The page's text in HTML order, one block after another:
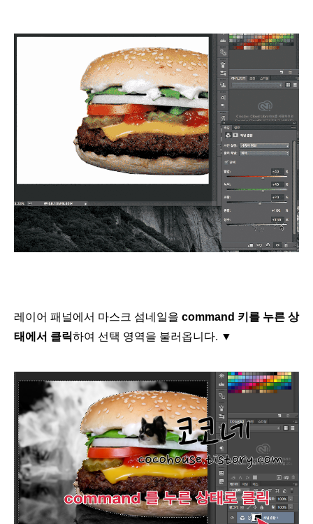
레이어 패널에서 마스크 섬네일을 command 키를 누른 상
태에서 클릭하여 선택 영역을 불러옵니다. ▼